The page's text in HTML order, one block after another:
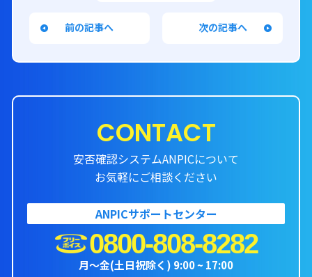
前の記事へ 次の記事へ
CONTACT
安否確認システムANPICについて
お気軽にご相談ください
ANPICサポートセンター
0800-808-8282
月〜金(土日祝除く) 9:00 ~ 17:00